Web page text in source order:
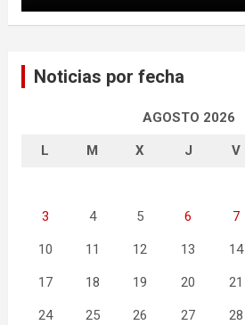
Noticias por fecha
AGOSTO 2026
L M X J V
3 4 5 6 7
10 11 12 13 14
17 18 19 20 21
24 25 26 27 28